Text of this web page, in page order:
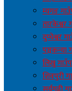
म्यगङ
तारकेश्वर
दुप्चेश्वर
पञ्चकन्या
लिखु
शिवपुरी